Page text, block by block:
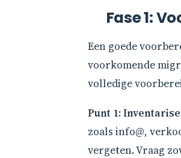
Fase 1:
Een goede
voorkomende
volledige
Punt 1:
zoals info@,
vergeten. Vraag